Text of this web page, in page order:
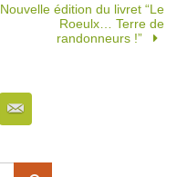
Nouvelle édition du livret “Le
Roeulx… Terre de
randonneurs !”